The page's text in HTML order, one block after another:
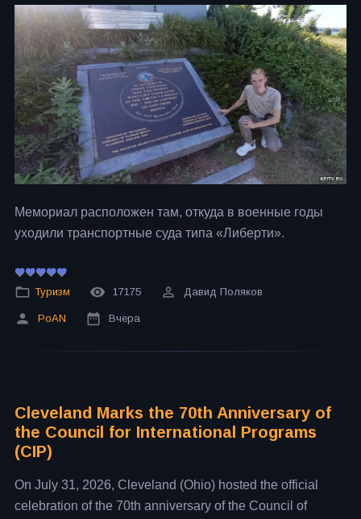
Мемориал расположен там, откуда в военные годы
уходили транспортные суда типа «Либерти».
Туризм 17175 Давид Поляков
PoAN Вчера
Cleveland Marks the 70th Anniversary of
the Council for International Programs
(CIP)
On July 31, 2026, Cleveland (Ohio) hosted the official
celebration of the 70th anniversary of the Council of